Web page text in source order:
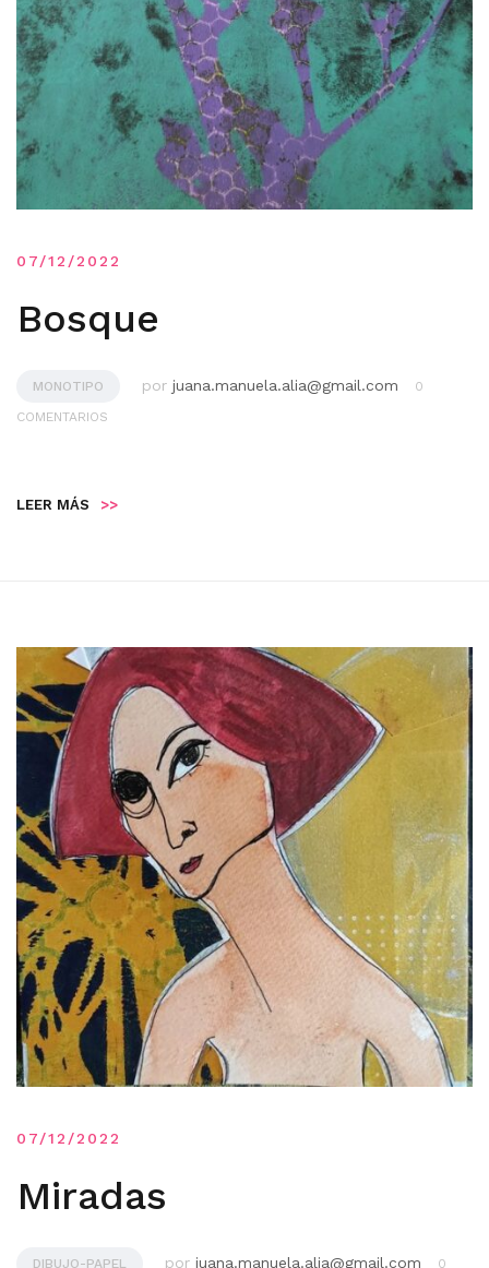
07/12/2022
Bosque
MONOTIPO por juana.manuela.alia@gmail.com
0
COMENTARIOS
LEER MÁS >>
07/12/2022
Miradas
DIBUJO-PAPEL por juana.manuela.alia@gmail.com 0